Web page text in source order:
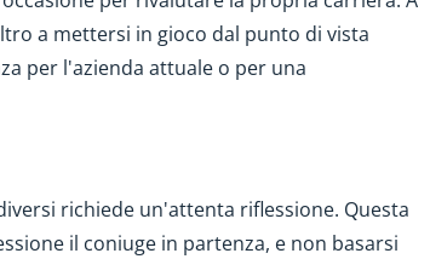
a mettersi in gioco dal punto di vista
per l'azienda attuale o per una
richiede un'attenta riflessione. Questa
il coniuge in partenza, e non basarsi